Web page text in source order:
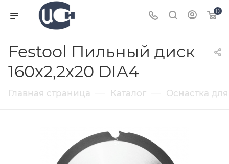
0
Festool Пильный диск
160x2,2x20 DIA4
Главная страница Каталог Оснастка